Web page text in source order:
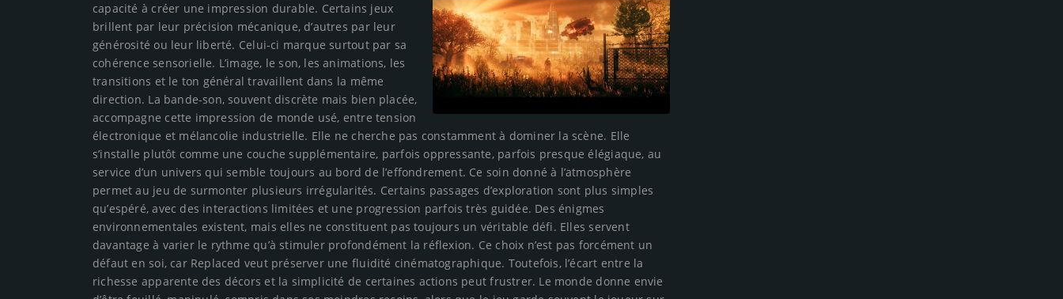
capacité à créer une impression durable. Certains jeux
brillent par leur précision mécanique, d’autres par leur
générosité ou leur liberté. Celui-ci marque surtout par sa
cohérence sensorielle. L’image, le son, les animations, les
transitions et le ton général travaillent dans la même
direction. La bande-son, souvent discrète mais bien placée,
accompagne cette impression de monde usé, entre tension
électronique et mélancolie industrielle. Elle ne cherche pas constamment à dominer la scène. Elle
s’installe plutôt comme une couche supplémentaire, parfois oppressante, parfois presque élégiaque, au
service d’un univers qui semble toujours au bord de l’effondrement. Ce soin donné à l’atmosphère
permet au jeu de surmonter plusieurs irrégularités. Certains passages d’exploration sont plus simples
qu’espéré, avec des interactions limitées et une progression parfois très guidée. Des énigmes
environnementales existent, mais elles ne constituent pas toujours un véritable défi. Elles servent
davantage à varier le rythme qu’à stimuler profondément la réflexion. Ce choix n’est pas forcément un
défaut en soi, car Replaced veut préserver une fluidité cinématographique. Toutefois, l’écart entre la
richesse apparente des décors et la simplicité de certaines actions peut frustrer. Le monde donne envie